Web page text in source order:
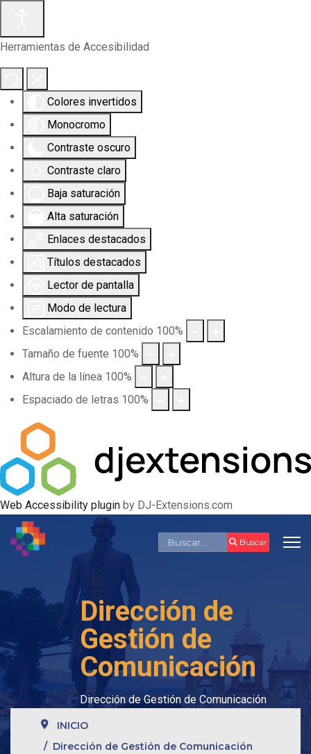
Herramientas de Accesibilidad
Colores invertidos
Monocromo
Contraste oscuro
Contraste claro
Baja saturación
Alta saturación
Enlaces destacados
Títulos destacados
Lector de pantalla
Modo de lectura
Escalamiento de contenido 100%
Tamaño de fuente 100%
Altura de la línea 100%
Espaciado de letras 100%
Web Accessibility plugin by DJ-Extensions.com
Buscar Buscar
Dirección de
Gestión de
Comunicación
Dirección de Gestión de Comunicación
INICIO
Dirección de Gestión de Comunicación